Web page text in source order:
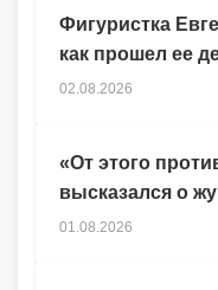
Фигуристка
как прошел ее
02.08.2026
«От этого
высказался о
01.08.2026